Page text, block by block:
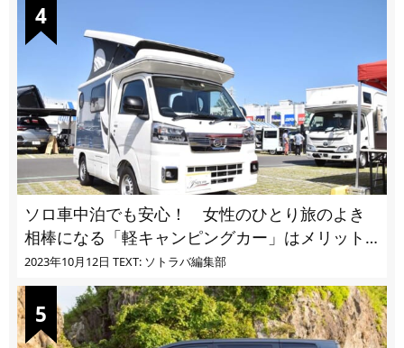
ソロ車中泊でも安心！ 女性のひとり旅のよき
相棒になる「軽キャンピングカー」はメリット
ばかり
2023年10月12日 TEXT: ソトラバ編集部